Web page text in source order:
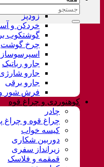
چای ساز و
زودپز
خردکن و
گوشتکوب
چرخ گوشت
اسپرسوساز
جارو رباتیک
جارو شارژی
جارو برقی
فرش شور
کوهنوردی و چراغ قوه
چادر
چراغ قوه و چراغ
کیسه خواب
دوربین شکاری
زیرانداز سفری
قمقمه و فلاسک
جستجو